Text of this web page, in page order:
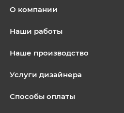
О компании
Наши работы
Наше производство
Услуги дизайнера
Способы оплаты